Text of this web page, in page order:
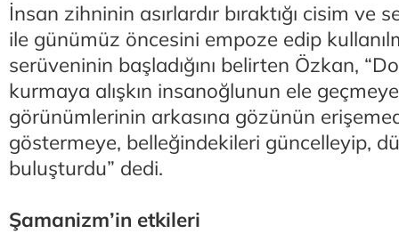
İnsan zihninin asırlardır bıraktığı cisim ve
ile günümüz öncesini empoze edip
serüveninin başladığını belirten Özkan,
kurmaya alışkın insanoğlunun ele
görünümlerinin arkasına gözünün
göstermeye, belleğindekileri güncelleyip,
buluşturdu” dedi.
Şamanizm’in etkileri